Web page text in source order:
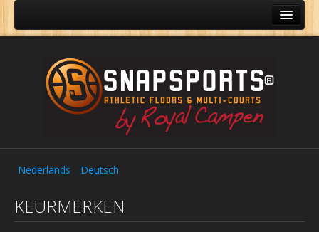
Referenties
Accessoires
Nederlands
Deutsch
KEURMERKEN